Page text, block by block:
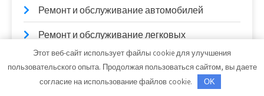
Ремонт и обслуживание автомобилей
Ремонт и обслуживание легковых
автомобилей
Решетка.РУ, производственная компания
Этот веб-сайт использует файлы cookie для улучшения
пользовательского опыта. Продолжая пользоваться сайтом, вы даете
согласие на использование файлов cookie.
OK